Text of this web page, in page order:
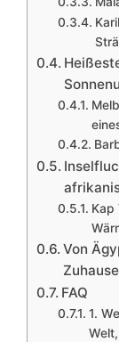
Kap
Von
FAQ
1.